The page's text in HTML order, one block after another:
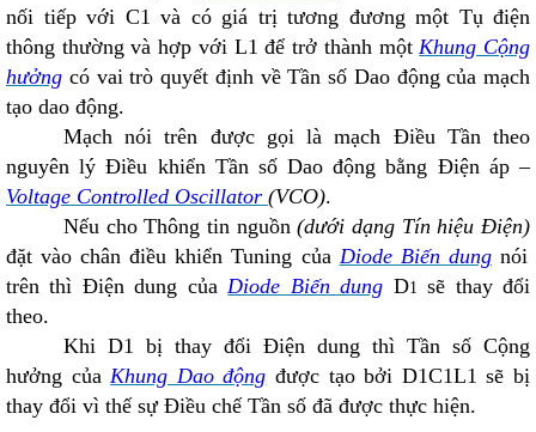
nối tiếp với C1 và có giá trị tương đương một Tụ điện
thông thường và hợp với L1 để trở thành mộtKhung Cộng
hưởng có vai trò quyết định về Tần số Dao động của mạch
tạo dao động.
Mạch nói trên được gọi là mạch Điều Tần theo
nguyên lý Điều khiển Tần số Dao động bằng Điện áp –
Voltage Controlled Oscillator (VCO).
Nếu cho Thông tin nguồn(dưới dạng Tín hiệu Điện)
đặt vào chân điều khiển Tuning của Diode Biến dungnói
trên thì Điện dung củaDiode Biến dung D1 sẽ thay đổi
theo.
Khi D1 bị thay đổi Điện dung thì Tần số Cộng
hưởng củaKhung Dao động được tạo bởi D1C1L1 sẽ bị
thay đổi vì thế sự Điều chế Tần số đã được thực hiện.